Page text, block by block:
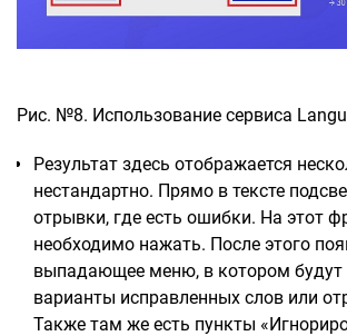
Рис. №8. Использование сервиса
Результат здесь отображается
нестандартно. Прямо в тексте
отрывки, где есть ошибки. На этот
необходимо нажать. После этого
выпадающее меню, в котором будут
варианты исправленных слов или
Также там же есть пункты